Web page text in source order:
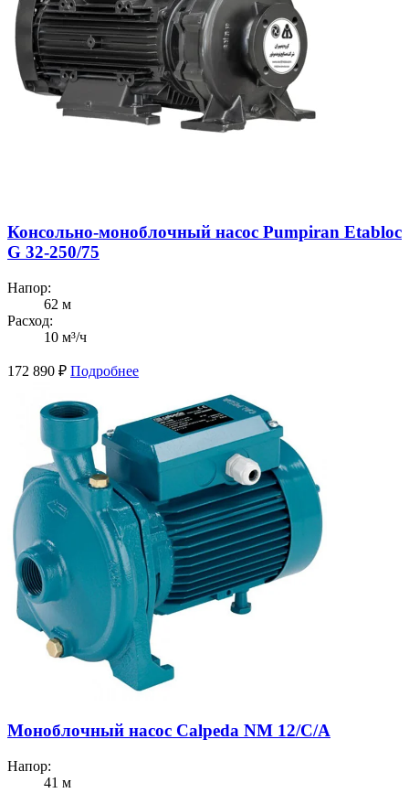
Консольно-моноблочный насос Pumpiran Etabloc
G 32-250/75
Напор:
62 м
Расход:
10 м³/ч
172 890 ₽ Подробнее
Моноблочный насос Calpeda NM 12/C/A
Напор:
41 м